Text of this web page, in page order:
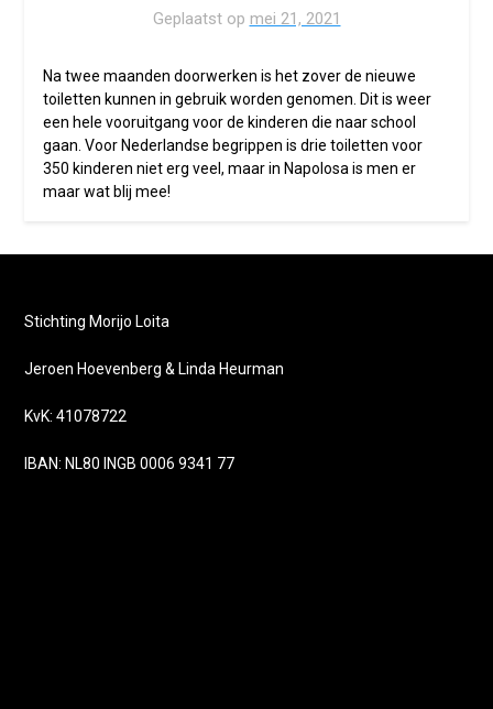
Geplaatst op mei 21, 2021
Na twee maanden doorwerken is het zover de nieuwe
toiletten kunnen in gebruik worden genomen. Dit is weer
een hele vooruitgang voor de kinderen die naar school
gaan. Voor Nederlandse begrippen is drie toiletten voor
350 kinderen niet erg veel, maar in Napolosa is men er
maar wat blij mee!
Stichting Morijo Loita
Jeroen Hoevenberg & Linda Heurman
KvK: 41078722
IBAN: NL80 INGB 0006 9341 77